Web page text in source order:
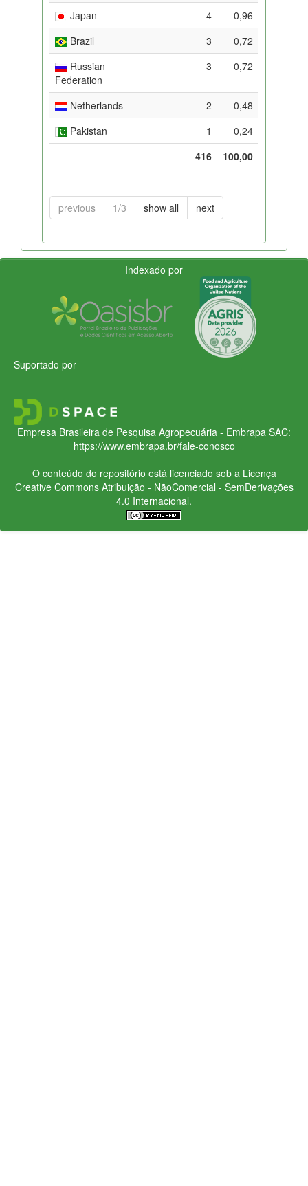
Japan
4
0,96
Brazil
3
0,72
Russian
Federation
3 0,72
Netherlands 2
0,48
Pakistan
1
0,24
416
100,00
previous 1/3 show all next
Indexado por
Suportado por
Empresa Brasileira de Pesquisa Agropecuária - Embrapa SAC:
https://www.embrapa.br/fale-conosco
O conteúdo do repositório está licenciado sob a Licença
Creative CommonsAtribuição - NãoComercial - SemDerivações
4.0 Internacional.